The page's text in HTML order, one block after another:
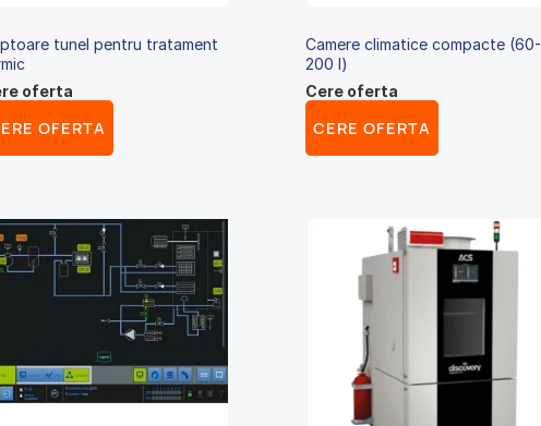
tunel pentru tratament
oferta
OFERTA
Camere climatice compacte (60-
200 l)
Cere oferta
CERE OFERTA